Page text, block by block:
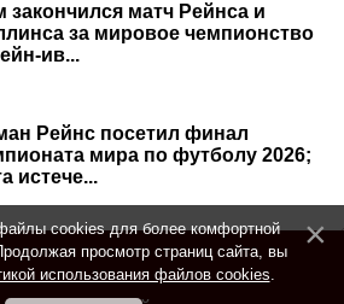
закончился матч Рейнса и
за мировое чемпионство
ив...
Рейнс посетил финал
мира по футболу 2026;
истече...
cookies для более комфортной
просмотр страниц сайта, вы
использования файлов cookies.